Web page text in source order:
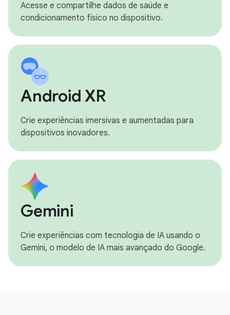
Acesse e compartilhe dados de saúde e
condicionamento físico no dispositivo.
Android XR
Crie experiências imersivas e aumentadas para
dispositivos inovadores.
Gemini
Crie experiências com tecnologia de IA usando o
Gemini, o modelo de IA mais avançado do Google.